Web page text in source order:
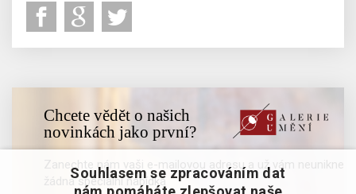
Chcete vědět o našich
novinkách jako první?
Zanechte nám vaši e-mailovou adresu a už vám neunikne
žádná speciální nabídka
Souhlasem se zpracováním dat